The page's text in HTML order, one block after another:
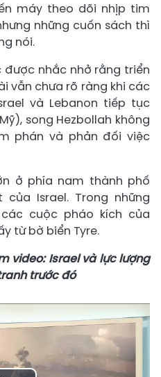
máy theo dõi nhịp tim
những cuốn sách thì
nói.
được nhắc nhở rằng triển
vẫn chưa rõ ràng khi các
và Lebanon tiếp tục
song Hezbollah không
phán và phản đối việc
ở phía nam thành phố
Israel. Trong những
cuộc pháo kích của
từ bờ biển Tyre.
video: Israel và lực lượng
trước đó